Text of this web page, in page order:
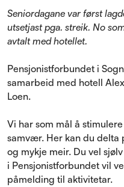
Seniordagane var først
utsetjast pga. streik. No
avtalt med hotellet.
Pensjonistforbundet i
samarbeid med hotell
Loen.
Vi har som mål å
samvær. Her kan du delta
og mykje meir. Du vel
i Pensjonistforbundet vil
påmelding til aktivitetar.